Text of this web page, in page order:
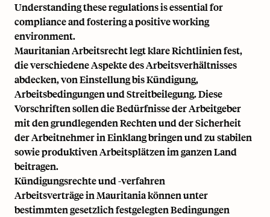
Understanding these regulations is essential for
compliance and fostering a positive working
environment.
Mauritanian Arbeitsrecht legt klare Richtlinien fest,
die verschiedene Aspekte des Arbeitsverhältnisses
abdecken, von Einstellung bis Kündigung,
Arbeitsbedingungen und Streitbeilegung. Diese
Vorschriften sollen die Bedürfnisse der Arbeitgeber
mit den grundlegenden Rechten und der Sicherheit
der Arbeitnehmer in Einklang bringen und zu stabilen
sowie produktiven Arbeitsplätzen im ganzen Land
beitragen.
Kündigungsrechte und -verfahren
Arbeitsverträge in Mauritania können unter
bestimmten gesetzlich festgelegten Bedingungen